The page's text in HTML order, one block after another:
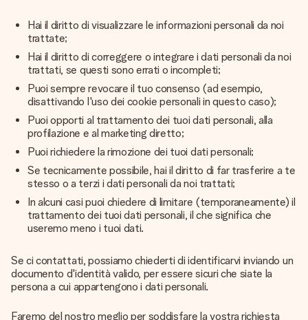
Hai il diritto di visualizzare le informazioni personali da noi
trattate;
Hai il diritto di correggere o integrare i dati personali da noi
trattati, se questi sono errati o incompleti;
Puoi sempre revocare il tuo consenso (ad esempio,
disattivando l'uso dei cookie personali in questo caso);
Puoi opporti al trattamento dei tuoi dati personali, alla
profilazione e al marketing diretto;
Puoi richiedere la rimozione dei tuoi dati personali;
Se tecnicamente possibile, hai il diritto di far trasferire a te
stesso o a terzi i dati personali da noi trattati;
In alcuni casi puoi chiedere di limitare (temporaneamente) il
trattamento dei tuoi dati personali, il che significa che
useremo meno i tuoi dati.
Se ci contattati, possiamo chiederti di identificarvi inviando un
documento d'identità valido, per essere sicuri che siate la
persona a cui appartengono i dati personali.
Faremo del nostro meglio per soddisfare la vostra richiesta